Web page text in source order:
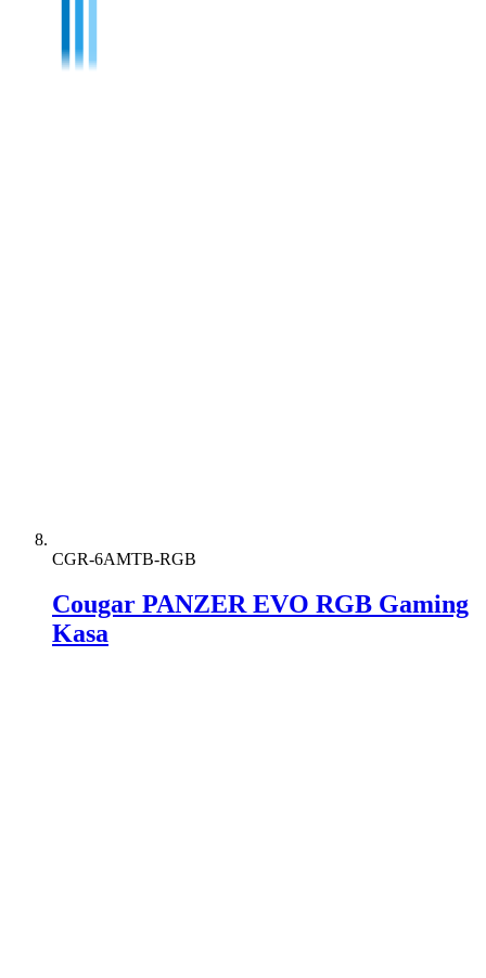
CGR-6AMTB-RGB
Cougar PANZER EVO RGB Gaming
Kasa